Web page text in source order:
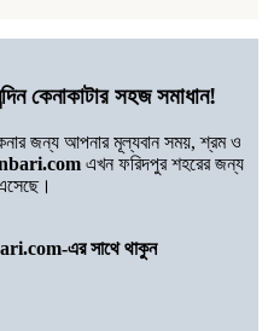
কেনাকাটার সহজ সমাধান!
জন্য আপনার মূল্যবান সময়, শ্রম ও
এখন ফরিদপুর শহরের জন্য
এর সাথে থাকুন